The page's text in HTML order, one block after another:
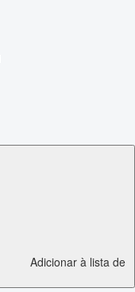
Adicionar à lista de